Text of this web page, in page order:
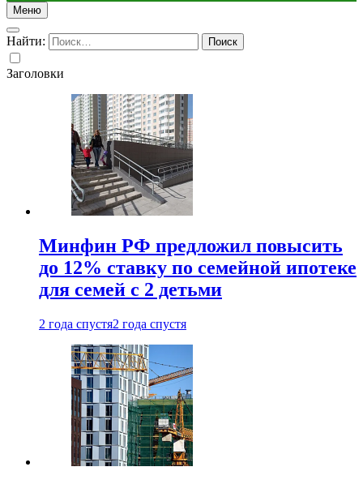
Меню
Найти:
Заголовки
Минфин РФ предложил повысить
до 12% ставку по семейной ипотеке
для семей с 2 детьми
2 года спустя2 года спустя